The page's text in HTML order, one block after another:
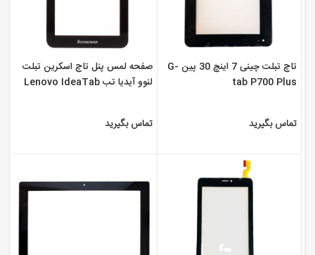
تاچ تبلت چینی 7 اینچ 30 پین G-
tab P700 Plus
تماس بگیرید
صفحه لمس پنل تاچ اسکرین تبلت
لنوو آیدیا تب Lenovo IdeaTab
تماس بگیرید